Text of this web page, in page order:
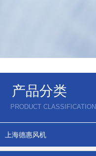
产品分类
PRODUCT CLASSIFICATION
上海德惠风机